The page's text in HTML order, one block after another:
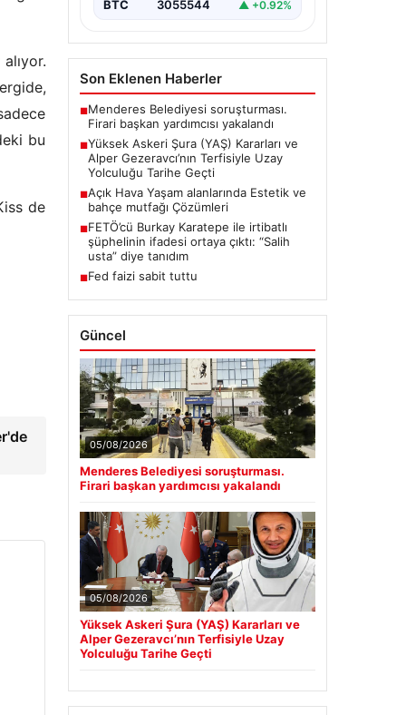
bu
de
BTC 3055544 ▲ +0.92%
Son Eklenen Haberler
■Menderes Belediyesi soruşturması.
Firari başkan yardımcısı yakalandı
■Yüksek Askeri Şura (YAŞ) Kararları ve
Alper Gezeravcı’nın Terfisiyle Uzay
Yolculuğu Tarihe Geçti
■Açık Hava Yaşam alanlarında Estetik ve
bahçe mutfağı Çözümleri
■FETÖ’cü Burkay Karatepe ile irtibatlı
şüphelinin ifadesi ortaya çıktı: “Salih
usta” diye tanıdım
■Fed faizi sabit tuttu
Güncel
05/08/2026
Menderes Belediyesi soruşturması.
Firari başkan yardımcısı yakalandı
05/08/2026
Yüksek Askeri Şura (YAŞ) Kararları ve
Alper Gezeravcı’nın Terfisiyle Uzay
Yolculuğu Tarihe Geçti